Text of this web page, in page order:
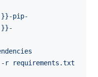
pip-
-r requirements.txt